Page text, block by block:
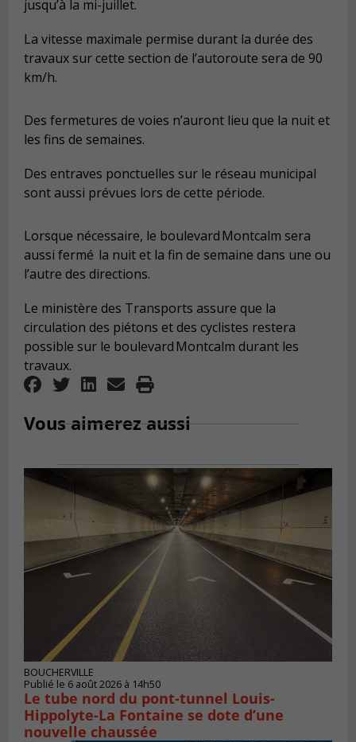
jusqu’à la mi-juillet.
La vitesse maximale permise durant la durée des
travaux sur cette section de l’autoroute sera de 90
km/h.
Des fermetures de voies n’auront lieu que la nuit et
les fins de semaines.
Des entraves ponctuelles sur le réseau municipal
sont aussi prévues lors de cette période.
Lorsque nécessaire, le boulevard Montcalm sera
aussi fermé la nuit et la fin de semaine dans une ou
l’autre des directions.
Le ministère des Transports assure que la
circulation des piétons et des cyclistes restera
possible sur le boulevard Montcalm durant les
travaux.
Vous aimerez aussi
BOUCHERVILLE
Publié le 6 août 2026 à 14h50
Le tube nord du pont-tunnel Louis-
Hippolyte-La Fontaine se dote d’une
nouvelle chaussée